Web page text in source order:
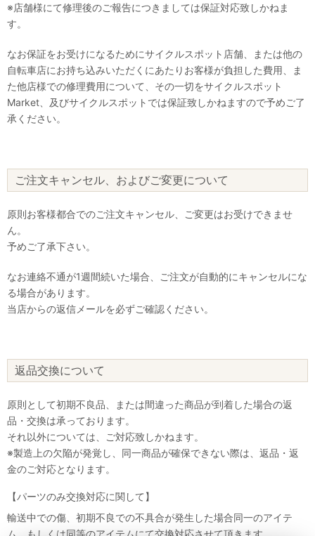
※店舗様にて修理後のご報告につきましては保証対応致しかねま
す。
なお保証をお受けになるためにサイクルスポット店舗、または他の
自転車店にお持ち込みいただくにあたりお客様が負担した費用、ま
た他店様での修理費用について、その一切をサイクルスポット
Market、及びサイクルスポットでは保証致しかねますので予めご了
承ください。
ご注文キャンセル、およびご変更について
原則お客様都合でのご注文キャンセル、ご変更はお受けできませ
ん。
予めご了承下さい。
なお連絡不通が1週間続いた場合、ご注文が自動的にキャンセルにな
る場合があります。
当店からの返信メールを必ずご確認ください。
返品交換について
原則として初期不良品、または間違った商品が到着した場合の返
品・交換は承っております。
それ以外については、ご対応致しかねます。
※製造上の欠陥が発覚し、同一商品が確保できない際は、返品・返
金のご対応となります。
【パーツのみ交換対応に関して】
輸送中での傷、初期不良での不具合が発生した場合同一のアイテ
ム、もしくは同等のアイテムにて交換対応させて頂きます。